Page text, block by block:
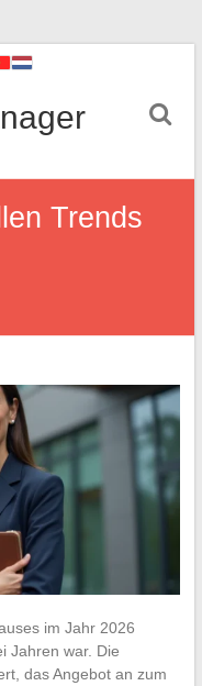
Trends
im Jahr 2026
Jahren war. Die
das Angebot an zum